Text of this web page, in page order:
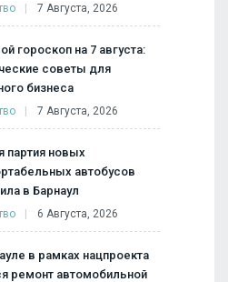
7 Августа, 2026
гороскоп на 7 августа:
советы для
бизнеса
7 Августа, 2026
партия новых
автобусов
в Барнаул
6 Августа, 2026
в рамках нацпроекта
ремонт автомобильной